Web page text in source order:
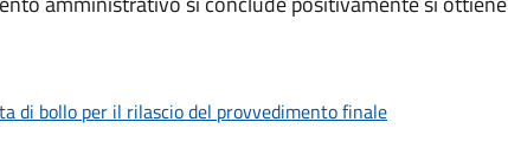
di bollo per il rilascio del provvedimento finale